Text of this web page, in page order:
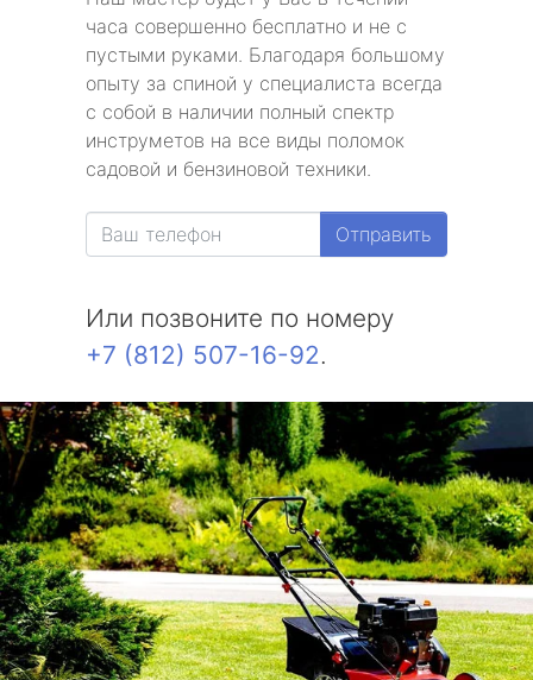
часа совершенно бесплатно и не с
пустыми руками. Благодаря большому
опыту за спиной у специалиста всегда
с собой в наличии полный спектр
инструметов на все виды поломок
садовой и бензиновой техники.
Отправить
Или позвоните по номеру
+7 (812) 507-16-92.